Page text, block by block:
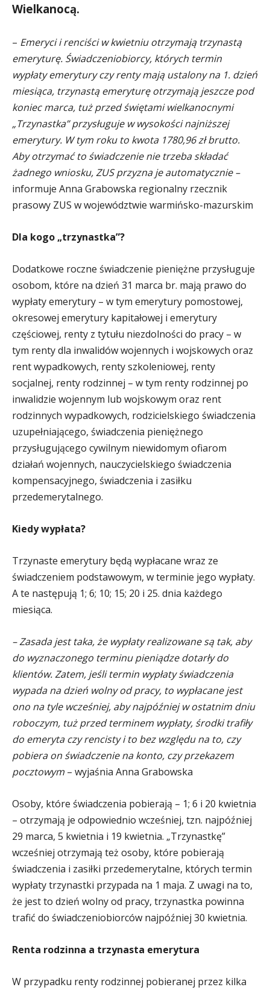
Wielkanocą.
– Emeryci i renciści w kwietniu otrzymają trzynastą
emeryturę. Świadczeniobiorcy, których termin
wypłaty emerytury czy renty mają ustalony na 1. dzień
miesiąca, trzynastą emeryturę otrzymają jeszcze pod
koniec marca, tuż przed świętami wielkanocnymi
„Trzynastka” przysługuje w wysokości najniższej
emerytury. W tym roku to kwota 1780,96 zł brutto.
Aby otrzymać to świadczenie nie trzeba składać
żadnego wniosku, ZUS przyzna je automatycznie –
informuje Anna Grabowska regionalny rzecznik
prasowy ZUS w województwie warmińsko-mazurskim
Dla kogo „trzynastka”?
Dodatkowe roczne świadczenie pieniężne przysługuje
osobom, które na dzień 31 marca br. mają prawo do
wypłaty emerytury – w tym emerytury pomostowej,
okresowej emerytury kapitałowej i emerytury
częściowej, renty z tytułu niezdolności do pracy – w
tym renty dla inwalidów wojennych i wojskowych oraz
rent wypadkowych, renty szkoleniowej, renty
socjalnej, renty rodzinnej – w tym renty rodzinnej po
inwalidzie wojennym lub wojskowym oraz rent
rodzinnych wypadkowych, rodzicielskiego świadczenia
uzupełniającego, świadczenia pieniężnego
przysługującego cywilnym niewidomym ofiarom
działań wojennych, nauczycielskiego świadczenia
kompensacyjnego, świadczenia i zasiłku
przedemerytalnego.
Kiedy wypłata?
Trzynaste emerytury będą wypłacane wraz ze
świadczeniem podstawowym, w terminie jego wypłaty.
A te następują 1; 6; 10; 15; 20 i 25. dnia każdego
miesiąca.
– Zasada jest taka, że wypłaty realizowane są tak, aby
do wyznaczonego terminu pieniądze dotarły do
klientów. Zatem, jeśli termin wypłaty świadczenia
wypada na dzień wolny od pracy, to wypłacane jest
ono na tyle wcześniej, aby najpóźniej w ostatnim dniu
roboczym, tuż przed terminem wypłaty, środki trafiły
do emeryta czy rencisty i to bez względu na to, czy
pobiera on świadczenie na konto, czy przekazem
pocztowym – wyjaśnia Anna Grabowska
Osoby, które świadczenia pobierają – 1; 6 i 20 kwietnia
– otrzymają je odpowiednio wcześniej, tzn. najpóźniej
29 marca, 5 kwietnia i 19 kwietnia. „Trzynastkę”
wcześniej otrzymają też osoby, które pobierają
świadczenia i zasiłki przedemerytalne, których termin
wypłaty trzynastki przypada na 1 maja. Z uwagi na to,
że jest to dzień wolny od pracy, trzynastka powinna
trafić do świadczeniobiorców najpóźniej 30 kwietnia.
Renta rodzinna a trzynasta emerytura
W przypadku renty rodzinnej pobieranej przez kilka